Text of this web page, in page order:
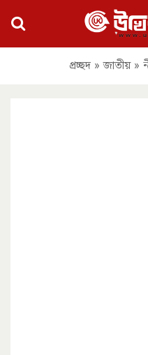
প্রচ্ছদ » জাতীয় »